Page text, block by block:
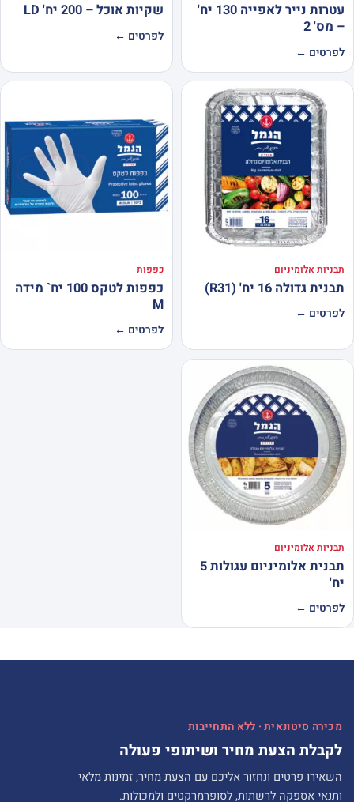
עטרות נייר לאפייה 130 יח'
– מס' 2
לפרטים ←
שקיות אוכל – 200 יח' LD
לפרטים ←
תבניות אלומיניום
תבנית גדולה 16 יח' (R31)
לפרטים ←
כפפות
כפפות לטקס 100 יח` מידה
M
לפרטים ←
תבניות אלומיניום
תבנית אלומיניום עגולות 5
יח'
לפרטים ←
מכירה סיטונאית · ללא התחייבות
לקבלת הצעת מחיר ושיתופי פעולה
השאירו פרטים ונחזור אליכם עם הצעת מחיר, זמינות מלאי
ותנאי אספקה לרשתות, לסופרמרקטים ולמכולות.